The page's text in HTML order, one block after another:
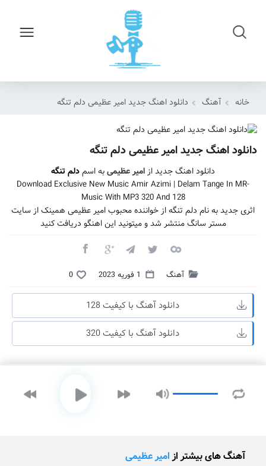
خانه آهنگ دانلود اهنگ جدید امیر عظیمی دلم تنگه
دانلود اهنگ جدید امیر عظیمی دلم تنگه
دانلود اهنگ جدید از امیر عظیمیبه اسمدلم تنگه
Download Exclusive New Music Amir Azimi | Delam Tange In MR-
Music With MP3 320 And 128
اثری جدید به نام دلم تنگه از خواننده محبوب امیر عظیمی همینک از سایت
مستر سانگ منتشر شد و میتونید این اهنگو دریافت کنید
آهنگ 1 فوریه 2023 0
دانلود آهنگ با کیفیت 128
دانلود آهنگ با کیفیت 320
آهنگ های بیشتر ازامیر عظیمی